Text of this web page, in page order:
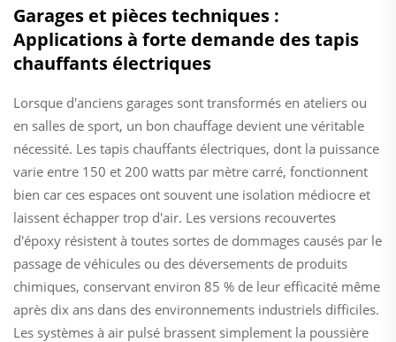
Garages et pièces techniques :
Applications à forte demande des tapis
chauffants électriques
Lorsque d'anciens garages sont transformés en ateliers ou
en salles de sport, un bon chauffage devient une véritable
nécessité. Les tapis chauffants électriques, dont la puissance
varie entre 150 et 200 watts par mètre carré, fonctionnent
bien car ces espaces ont souvent une isolation médiocre et
laissent échapper trop d'air. Les versions recouvertes
d'époxy résistent à toutes sortes de dommages causés par le
passage de véhicules ou des déversements de produits
chimiques, conservant environ 85 % de leur efficacité même
après dix ans dans des environnements industriels difficiles.
Les systèmes à air pulsé brassent simplement la poussière